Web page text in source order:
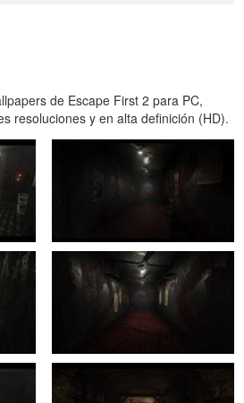
de Escape First 2 para PC,
resoluciones y en alta definición (HD).